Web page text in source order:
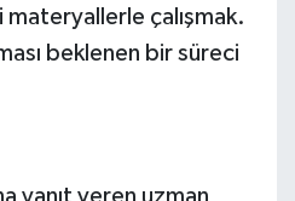
çalışmak.
beklenen bir süreci